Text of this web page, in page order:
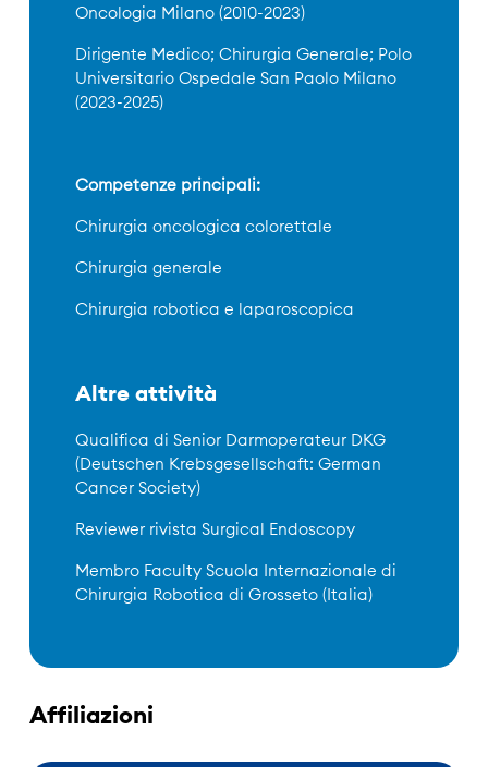
Oncologia Milano (2010-2023)
Dirigente Medico; Chirurgia Generale; Polo
Universitario Ospedale San Paolo Milano
(2023-2025)
Competenze principali:
Chirurgia oncologica colorettale
Chirurgia generale
Chirurgia robotica e laparoscopica
Altre attività
Qualifica di Senior Darmoperateur DKG
(Deutschen Krebsgesellschaft: German
Cancer Society)
Reviewer rivista Surgical Endoscopy
Membro Faculty Scuola Internazionale di
Chirurgia Robotica di Grosseto (Italia)
Affiliazioni